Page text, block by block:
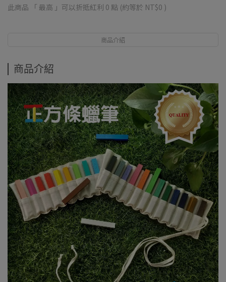
此商品 「 最高 」可以折抵紅利 0 點 (約等於 NT$0 )
商品介紹
商品介紹